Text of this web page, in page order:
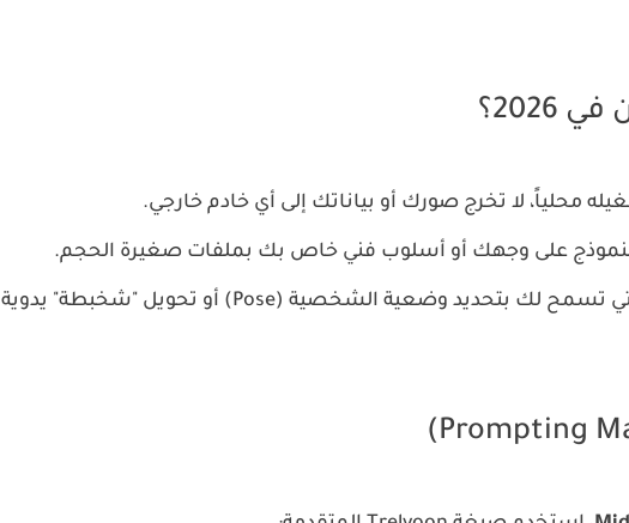
محلياً، لا تخرج صورك أو بياناتك إلى أي خادم خارجي.
النموذج على وجهك أو أسلوب فني خاص بك بملفات صغيرة الحجم.
الأداة السحرية التي تسمح لك بتحديد وضعية الشخصية (Pose) أو تحويل "شخبطة" يدوية